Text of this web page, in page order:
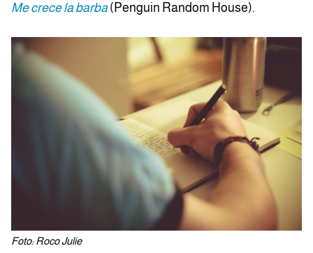
Me crece la barba (Penguin Random House).
Foto: Roco Julie